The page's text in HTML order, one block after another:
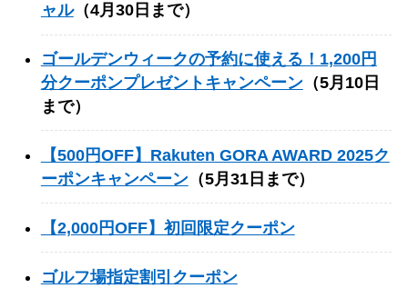
ャル（4月30日まで）
ゴールデンウィークの予約に使える！1,200円
分クーポンプレゼントキャンペーン（5月10日
まで）
【500円OFF】Rakuten GORA AWARD 2025ク
ーポンキャンペーン（5月31日まで）
【2,000円OFF】初回限定クーポン
ゴルフ場指定割引クーポン